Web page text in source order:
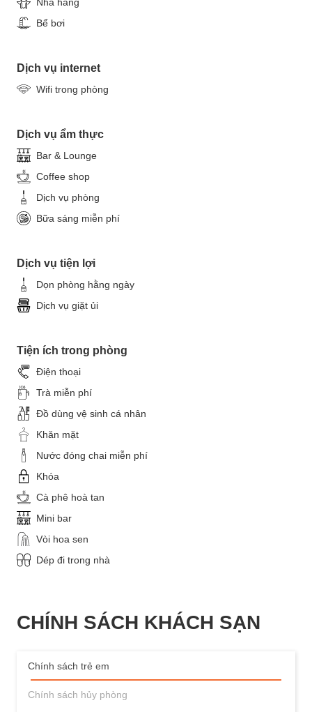
Bể bơi
Dịch vụ internet
Wifi trong phòng
Dịch vụ ẩm thực
Bar & Lounge
Coffee shop
Dịch vụ phòng
Bữa sáng miễn phí
Dịch vụ tiện lợi
Dọn phòng hằng ngày
Dịch vụ giặt ủi
Tiện ích trong phòng
Điện thoại
Trà miễn phí
Đồ dùng vệ sinh cá nhân
Khăn mặt
Nước đóng chai miễn phí
Khóa
Cà phê hoà tan
Mini bar
Vòi hoa sen
Dép đi trong nhà
CHÍNH SÁCH KHÁCH SẠN
Chính sách trẻ em
Chính sách hủy phòng